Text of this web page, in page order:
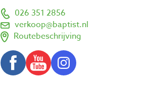
026 351 2856
verkoop@baptist.nl
Routebeschrijving